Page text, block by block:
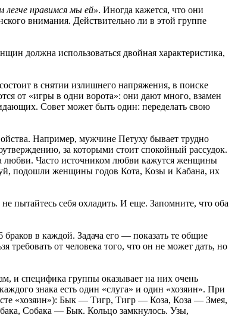
нравимся мы ей». Иногда кажется, что они
внимания. Действительно ли в этой группе
должна использоваться двойная характеристика,
в снятии излишнего напряжения, в поиске
от «игры в одни ворота»: они дают много, взамен
Совет может быть один: переделать свою
Например, мужчине Петуху бывает трудно
за которыми стоит спокойный рассудок.
любви. Часто источником любви кажутся женщины
подошли женщины годов Кота, Козы и Кабана, их
пытайтесь себя охладить. И еще. Запомните, что оба
в каждой. Задача его — показать те общие
требовать от человека того, что он не может дать, но
и специфика группы оказывает на них очень
знака есть один «слуга» и один «хозяин». При
«хозяин»): Бык — Тигр, Тигр — Коза, Коза — Змея,
Собака — Бык. Кольцо замкнулось. Узы,